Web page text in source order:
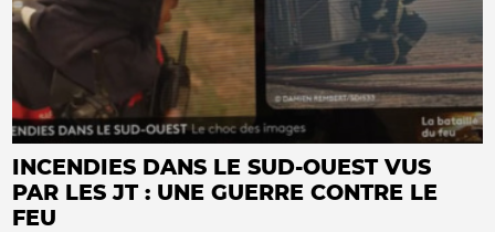
INCENDIES DANS LE SUD-OUEST VUS
PAR LES JT : UNE GUERRE CONTRE LE
FEU